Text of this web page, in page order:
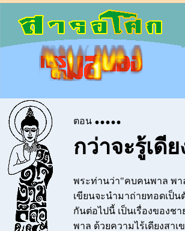
ตอน .....
กว่าจะรู้เดี
พระท่านว่า"คบคนพาล พ
เขียนจะนำมาถ่ายทอดเป็
กันต่อไปนี้ เป็นเรื่องของ
พาล ด้วยความไร้เดียงสา